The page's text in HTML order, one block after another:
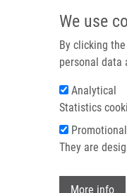
We use
By clicking
personal data
Analytical
Statistics
Promotional
They are
More info
Domů